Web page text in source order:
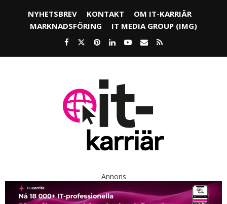
NYHETSBREV KONTAKT
OM IT-KARRIÄR
MARKNADSFÖRING
IT MEDIA GROUP (IMG)
Annons